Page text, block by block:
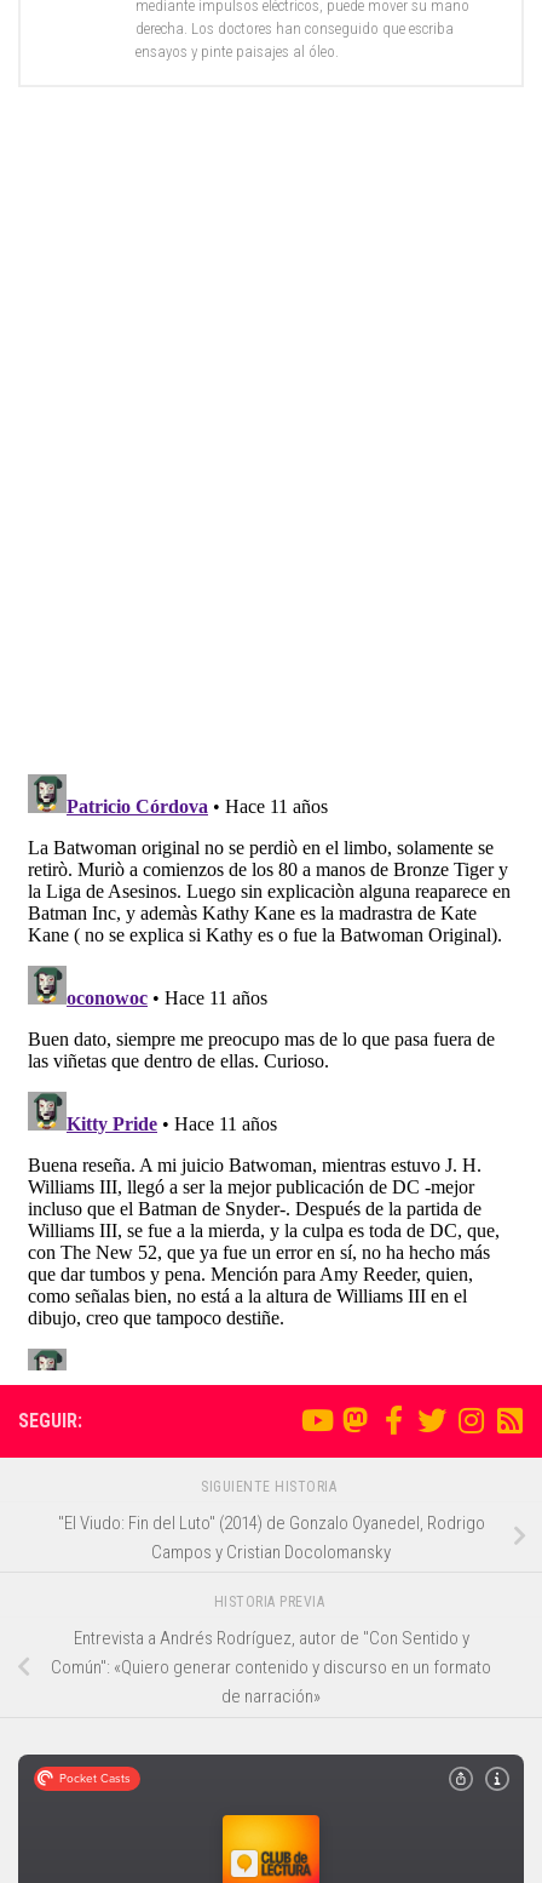
mediante impulsos eléctricos, puede mover su mano
derecha. Los doctores han conseguido que escriba
ensayos y pinte paisajes al óleo.
SEGUIR:
SIGUIENTE HISTORIA
"El Viudo: Fin del Luto" (2014) de Gonzalo Oyanedel, Rodrigo
Campos y Cristian Docolomansky
HISTORIA PREVIA
Entrevista a Andrés Rodríguez, autor de "Con Sentido y
Común": «Quiero generar contenido y discurso en un formato
de narración»